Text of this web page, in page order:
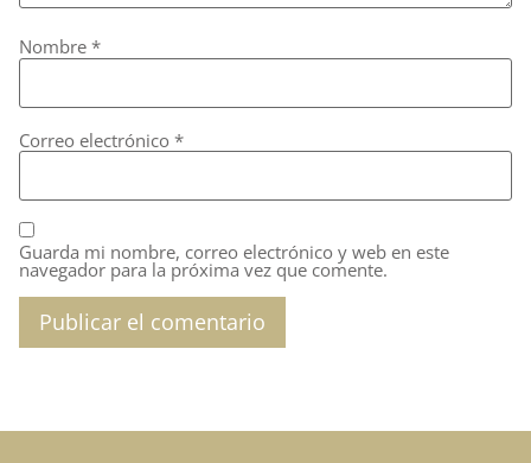
Nombre *
Correo electrónico *
Guarda mi nombre, correo electrónico y web en este
navegador para la próxima vez que comente.